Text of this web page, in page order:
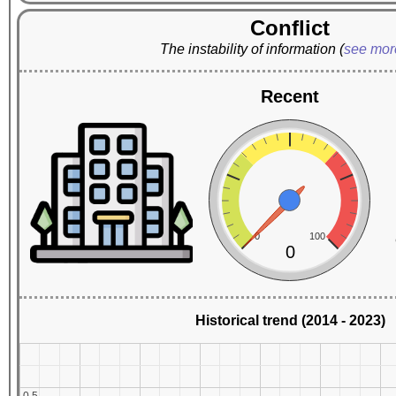
Conflict
The instability of information (see
Recent
0 100
0
Historical trend (2014 - 2023)